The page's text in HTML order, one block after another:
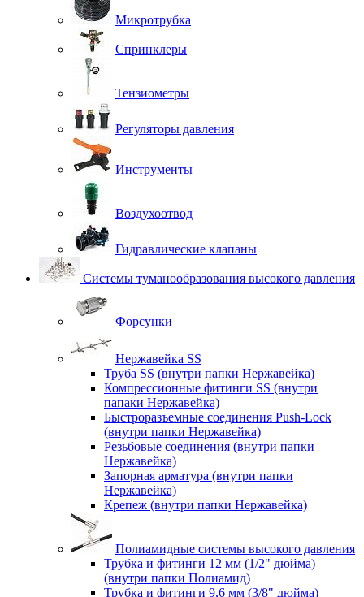
Микротрубка
Спринклеры
Тензиометры
Регуляторы давления
Инструменты
Воздухоотвод
Гидравлические клапаны
Системы туманообразования высокого давления
Форсунки
Нержавейка SS
Труба SS (внутри папки Нержавейка)
Компрессионные фитинги SS (внутри
папаки Нержавейка)
Быстроразъемные соединения Push-Lock
(внутри папки Нержавейка)
Резьбовые соединения (внутри папки
Нержавейка)
Запорная арматура (внутри папки
Нержавейка)
Крепеж (внутри папки Нержавейка)
Полиамидные системы высокого давления
Трубка и фитинги 12 мм (1/2" дюйма)
(внутри папки Полиамид)
Трубка и фитинги 9,6 мм (3/8" дюйма)